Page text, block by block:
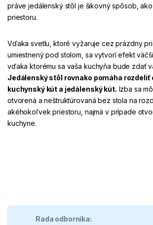
práve jedálenský stôl je šikovný spôsob,
priestoru.
Vďaka svetlu, ktoré vyžaruje cez prázdny
umiestnený pod stolom, sa vytvorí efekt
vďaka ktorému sa vaša kuchyňa bude zdať
Jedálenský stôl rovnako pomáha rozdeliť
kuchynský kút a jedálenský kút. Izba sa
otvorená a neštruktúrovaná bez stola na
akéhokoľvek priestoru, najmä v prípade
kuchyne.
Rada odborníka: